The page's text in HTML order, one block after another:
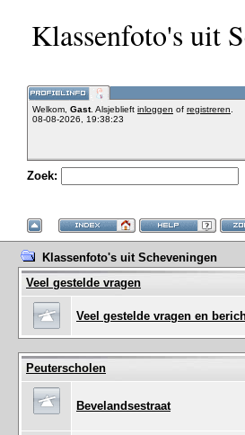
Klassenfoto's uit
Welkom, Gast. Alsjeblieft inloggen of registreren
08-08-2026, 19:38:23
Zoek:
Klassenfoto's uit Scheveningen
Veel gestelde vragen
Veel gestelde vragen en
Peuterscholen
Bevelandsestraat